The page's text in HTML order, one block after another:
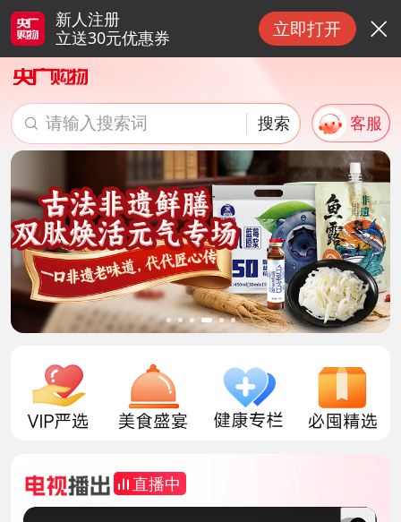
新人注册
立送30元优惠券
立即打开 
 请输入搜索词 搜索 搜索 客服
直播中
This